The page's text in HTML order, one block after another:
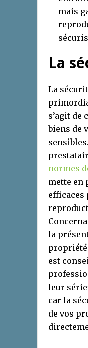
mais
La
La
s’agit de
biens de
normes
mette en
efficaces
la
propriété
est
leur
car la
de vos